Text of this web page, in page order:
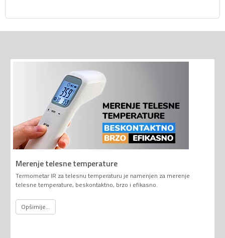
Merenje telesne temperature
Termometar IR za telesnu temperaturu je namenjen za merenje
telesne temperature, beskontaktno, brzo i efikasno.
Opširnije...